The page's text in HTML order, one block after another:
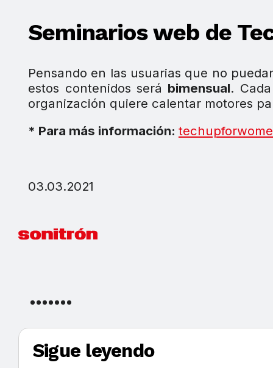
Seminarios web de
Pensando en las usuarias que no
estos contenidos será bimensual.
organización quiere calentar motores
* Para más información:
03.03.2021
Sigue leyendo